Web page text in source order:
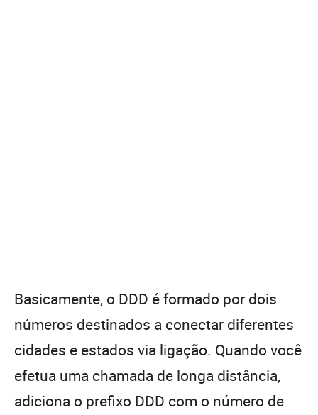
Basicamente, o DDD é formado por dois
números destinados a conectar diferentes
cidades e estados via ligação. Quando você
efetua uma chamada de longa distância,
adiciona o prefixo DDD com o número de